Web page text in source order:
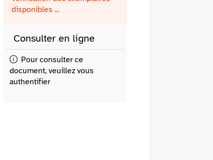
disponibles ...
Consulter en ligne
Pour consulter ce
document, veuillez vous
authentifier